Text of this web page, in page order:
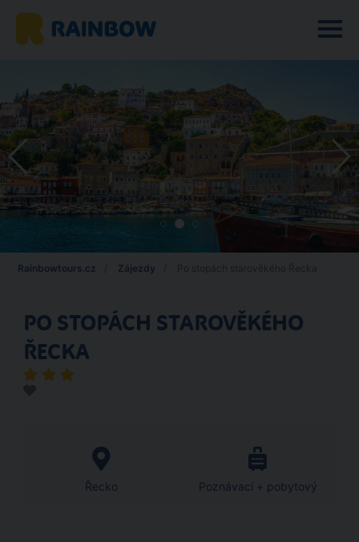
Rainbowtours.cz Zájezdy
PO STOPÁCH STAROVĚKÉHO
ŘECKA
Řecko Poznávací + pobytový